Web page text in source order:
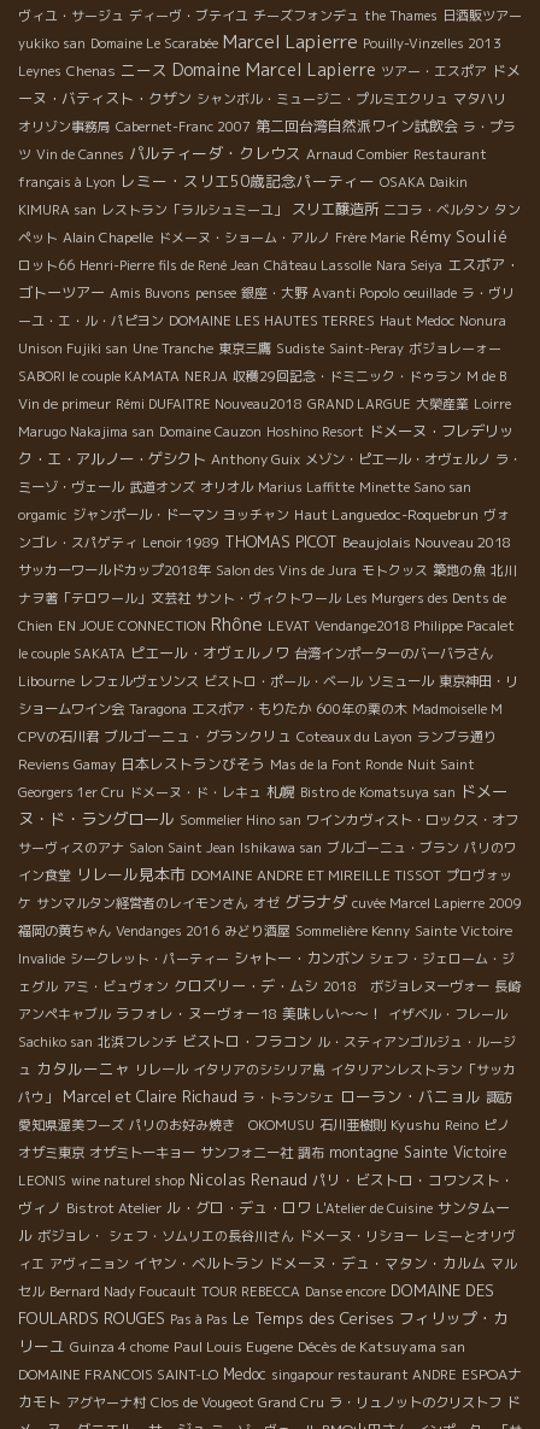
ヴィユ・サージュ ディーヴ・ブテイユ チーズフォンデュ the Thames 日酒販ツアー
yukiko san Domaine Le Scarabée Marcel Lapierre Pouilly-Vinzelles 2013
Leynes Chenas ニース Domaine Marcel Lapierre ツアー・エスポア ドメ
ーヌ・バティスト・クザン シャンボル・ミュージニ・プルミエクリュ マタハリ
オリゾン事務局 Cabernet-Franc 2007 第二回台湾自然派ワイン試飲会 ラ・プラ
ツ Vin de Cannes パルティーダ・クレウス Arnaud Combier Restaurant
français à Lyon レミー・スリエ50歳記念パーティー OSAKA Daikin
KIMURA san レストラン「ラルシュミーユ」 スリエ醸造所 ニコラ・ベルタン タン
ペット Alain Chapelle ドメーヌ・ショーム・アルノ Frère Marie Rémy Soulié
ロット66 Henri-Pierre fils de René Jean Château Lassolle Nara Seiya エスポア・
ゴトーツアー Amis Buvons pensee 銀座・大野 Avanti Popolo oeuillade ラ・ヴリ
ーユ・エ・ル・パピヨン DOMAINE LES HAUTES TERRES Haut Medoc Nonura
Unison Fujiki san Une Tranche 東京三鷹 Sudiste Saint-Peray ボジョレーォー
SABORI le couple KAMATA NERJA 収穫29回記念・ドミニック・ドゥラン M de B
Vin de primeur Rémi DUFAITRE Nouveau2018 GRAND LARGUE 大榮産業 Loirre
Marugo Nakajima san Domaine Cauzon Hoshino Resort ドメーヌ・フレデリッ
ク・エ・アルノー・ゲシクト Anthony Guix メゾン・ピエール・オヴェルノ ラ・
ミーゾ・ヴェール 武道オンズ オリオル Marius Laffitte Minette Sano san
orgamic ジャンポール・ドーマン ヨッチャン Haut Languedoc-Roquebrun ヴォ
ンゴレ・スパゲティ Lenoir 1989 THOMAS PICOT Beaujolais Nouveau 2018
サッカーワールドカップ2018年 Salon des Vins de Jura モトクッス 築地の魚 北川
ナヲ著「テロワール」文芸社 サント・ヴィクトワール Les Murgers des Dents de
Chien EN JOUE CONNECTION Rhône LEVAT Vendange2018 Philippe Pacalet
le couple SAKATA ピエール・オヴェルノワ 台湾インポーターのバーバラさん
Libourne レフェルヴェソンス ビストロ・ポール・ベール ソミュール 東京神田・リ
ショームワイン会 Taragona エスポア・もりたか 600年の栗の木 Madmoiselle M
CPVの石川君 ブルゴーニュ・グランクリュ Coteaux du Layon ランブラ通り
Reviens Gamay 日本レストランびそう Mas de la Font Ronde Nuit Saint
Georgers 1er Cru ドメーヌ・ド・レキュ 札幌 Bistro de Komatsuya san ドメー
ヌ・ド・ラングロール Sommelier Hino san ワインカヴィスト・ロックス・オフ
サーヴィスのアナ Salon Saint Jean Ishikawa san ブルゴーニュ・ブラン パリのワ
イン食堂 リレール見本市 DOMAINE ANDRE ET MIREILLE TISSOT プロヴォッ
ケ サンマルタン経営者のレイモンさん オゼ グラナダ cuvée Marcel Lapierre 2009
福岡の黄ちゃん Vendanges 2016 みどり酒屋 Sommelière Kenny Sainte Victoire
Invalide シークレット・パーティー シャトー・カンボン シェフ・ジェローム・ジ
ェグル アミ・ビュヴォン クロズリー・デ・ムシ 2018 ボジョレヌーヴォー 長崎
アンペキャブル ラフォレ・ヌーヴォー18 美味しい～～！
イザベル・フレール
Sachiko san 北浜フレンチ ビストロ・フラコン ル・スティアンゴルジュ・ルージ
ュ カタルーニャ リレール イタリアのシシリア島 イタリアンレストラン「サッカ
パウ」
Marcel et Claire Richaud ラ・トランシェ ローラン・バニョル 諏訪
愛知県渥美フーズ パリのお好み焼き OKOMUSU 石川亜樹則 Kyushu Reino ピノ
オザミ東京 オザミトーキョー サンフォニー社 調布 montagne Sainte Victoire
LEONIS wine naturel shop Nicolas Renaud パリ・ビストロ・コワンスト・
ヴィノ Bistrot Atelier ル・グロ・デュ・ロワ L'Atelier de Cuisine サンタムー
ル ボジョレ・ シェフ・ソムリエの長谷川さん ドメーヌ・リショー レミーとオリヴ
ィエ アヴィニョン イヤン・ベルトラン ドメーヌ・デュ・マタン・カルム マル
セル Bernard Nady Foucault TOUR REBECCA Danse encore DOMAINE DES
FOULARDS ROUGES Pas à Pas Le Temps des Cerises フィリップ・カ
リーユ Guinza 4 chome Paul Louis Eugene Décès de Katsuyama san
DOMAINE FRANCOIS SAINT-LO Medoc singapour restaurant ANDRE ESPOAナ
カモト アグヤーナ村 Clos de Vougeot Grand Cru ラ・リュノットのクリストフ ド